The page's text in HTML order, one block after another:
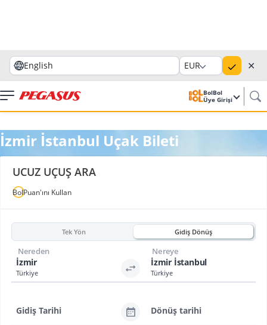
English EUR ✕
BolBol
Üye Girişi
İzmir İstanbul Uçak Bileti
UCUZ UÇUŞ ARA
BolPuan'ını Kullan
Tek Yön Gidiş Dönüş
İzmir
Türkiye
Nereden
İzmir İstanbul
Türkiye
Nereye
Gidiş Tarihi Dönüş tarihi